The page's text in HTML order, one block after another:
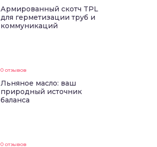
Армированный скотч TPL
для герметизации труб и
коммуникаций
0 отзывов
Льняное масло: ваш
природный источник
баланса
0 отзывов